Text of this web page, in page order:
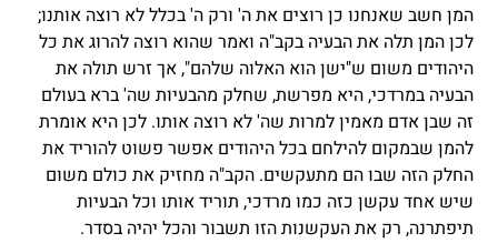
המן חשב שאנחנו כן רוצים את ה' ורק ה' בכלל לא רוצה אותנו;
לכן המן תלה את הבעיה בקב"ה ואמר שהוא רוצה להרוג את כל
היהודים משום ש"ישן הוא האלוה שלהם", אך זרש תולה את
הבעיה במרדכי, היא מפרשת, שחלק מהבעיות שה' ברא בעולם
זה שבן אדם מאמין למרות שה' לא רוצה אותו. לכן היא אומרת
להמן שבמקום להילחם בכל היהודים אפשר פשוט להוריד את
החלק הזה שבו הם מתעקשים. הקב"ה מחזיק את כולם משום
שיש אחד עקשן כזה כמו מרדכי, תוריד אותו וכל הבעיות
תיפתרנה, רק את העקשנות הזו תשבור והכל יהיה בסדר.